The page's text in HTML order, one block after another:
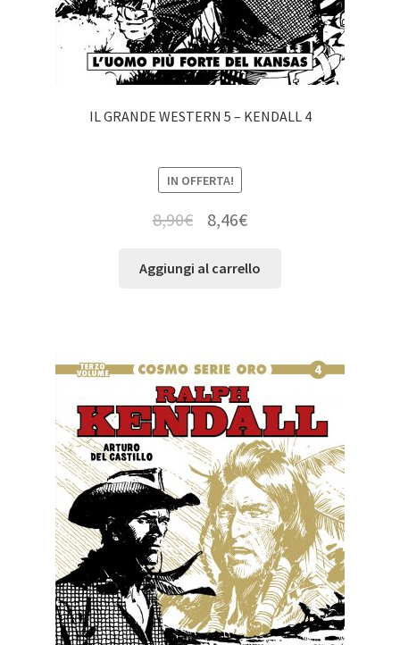
IL GRANDE WESTERN 5 – KENDALL 4
IN OFFERTA!
8,90€ 8,46€
Aggiungi al carrello